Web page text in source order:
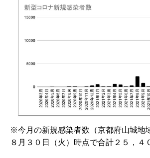
※今月の新規感染者数（京都府山城地
８月３０日（火）時点で合計２５，４